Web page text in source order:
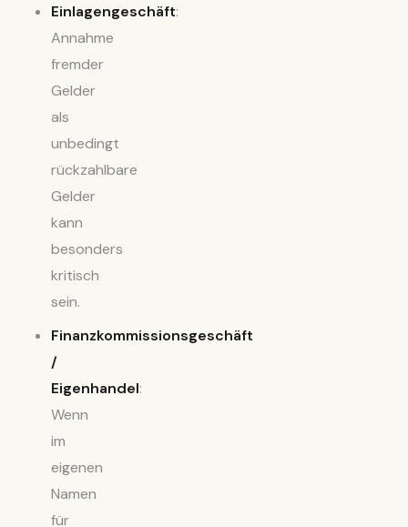
Einlagengeschäft:
Annahme
fremder
Gelder
als
unbedingt
rückzahlbare
Gelder
kann
besonders
kritisch
sein.
Finanzkommissionsgeschäft
/
Eigenhandel:
Wenn
im
eigenen
Namen
für